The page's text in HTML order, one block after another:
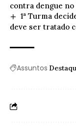
contra dengue
1ª Turma
deve ser tratado
Assuntos